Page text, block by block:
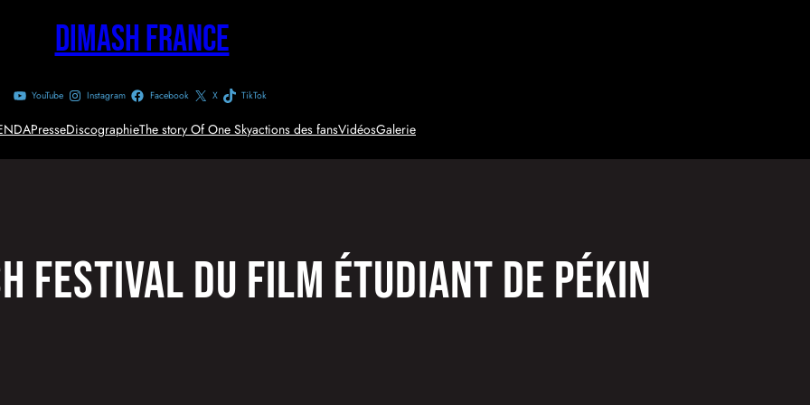
Dimash France
YouTube Instagram Facebook X TikTok
PresseDiscographieThe story Of One Skyactions des fansVidéosGalerie
Festival du film étudiant de Pékin